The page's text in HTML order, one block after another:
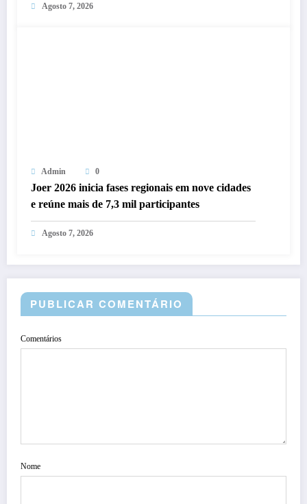
Agosto 7, 2026
Admin 0
Joer 2026 inicia fases regionais em nove cidades
e reúne mais de 7,3 mil participantes
Agosto 7, 2026
PUBLICAR COMENTÁRIO
Comentários
Nome